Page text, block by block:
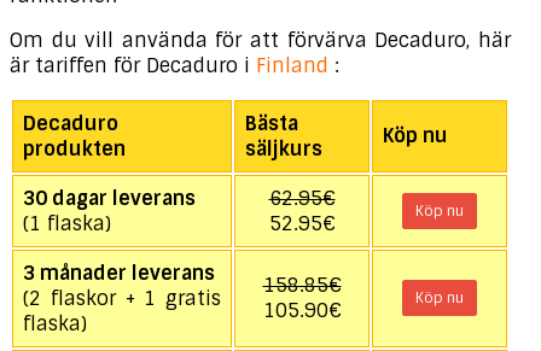
Om du vill använda för att förvärva Decaduro, här
är tariffen för Decaduro i Finland :
Decaduro
produkten
Bästa
säljkurs
Köp nu
30 dagar leverans
(1 flaska)
62.95€
52.95€
Köp nu
3 månader leverans
(2 flaskor + 1 gratis
flaska)
158.85€
105.90€
Köp nu